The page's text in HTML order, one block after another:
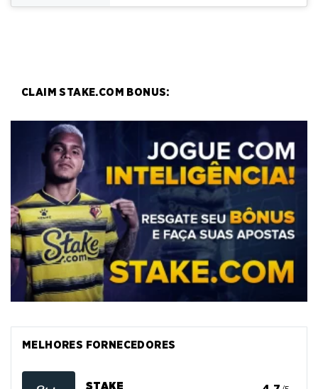
CLAIM STAKE.COM BONUS:
MELHORES FORNECEDORES
STAKE